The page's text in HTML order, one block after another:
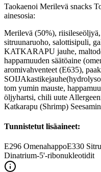
Taokaenoi Merilevä snacks
ainesosia:
Merilevä (50%),
sitruunaruoho, salottisipuli,
KATKARAPU jauhe,
happamuuden säätöaine
aromivahventeet (E635),
tom yumin mauste,
öljyhartsi, chili uute
Katkarapu (Shrimp)
Tunnistetut lisäaineet:
E296 OmenahappoE330
Dinatrium-5'-ribonukleotidit